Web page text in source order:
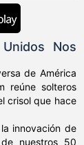
Nos
de América
reúne solteros
crisol que hace
innovación de
nuestros 50